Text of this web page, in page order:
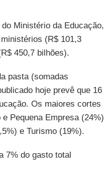
Ministério da Educação,
(R$ 101,3
450,7 bilhões).
pasta (somadas
hoje prevê que 16
Os maiores cortes
Pequena Empresa (24%)
e Turismo (19%).
7% do gasto total